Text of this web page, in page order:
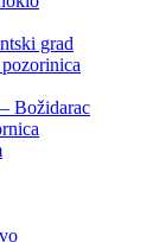
grad
Božidarac